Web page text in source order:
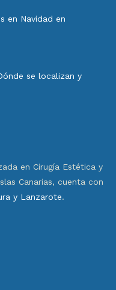
en Navidad en
se localizan y
en Cirugía Estética y
Canarias, cuenta con
y Lanzarote.